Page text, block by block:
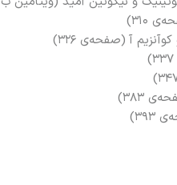
آ (صفحه‌ی ۳۲۶)